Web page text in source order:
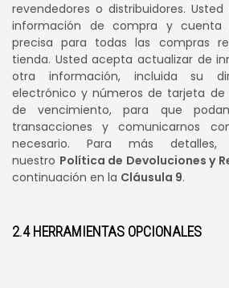
revendedores o distribuidores.
información de compra y
precisa para todas las compras
tienda. Usted acepta actualizar de
otra información, incluida su
electrónico y números de tarjeta
de vencimiento, para que
transacciones y comunicarnos
necesario. Para más
nuestro Política de Devoluciones y
continuación en la Cláusula 9.
2.4 HERRAMIENTAS OPCIONALES